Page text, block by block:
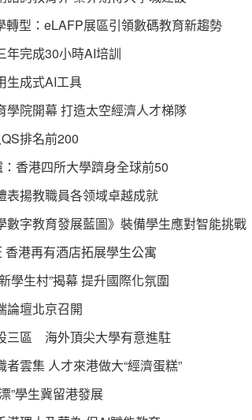
轉型：eLAFP展區引領數碼教育新趨勢
年完成30小時AI培訓
生成式AI工具
學院開幕 打造太空經濟人才梯隊
排名前200
香港四所大學躋身全球前50
表揚教職員各领域卓越成就
數字教育發展藍圖》裝備學生應對智能挑戰
香港再有酒店拓展學生公寓
學生村”揭幕 提升國際化氛圍
論壇北京召開
三區 海外頂尖大學有意進駐
雲集 人才來港做大“經濟蛋糕”
”學生冀留港發展